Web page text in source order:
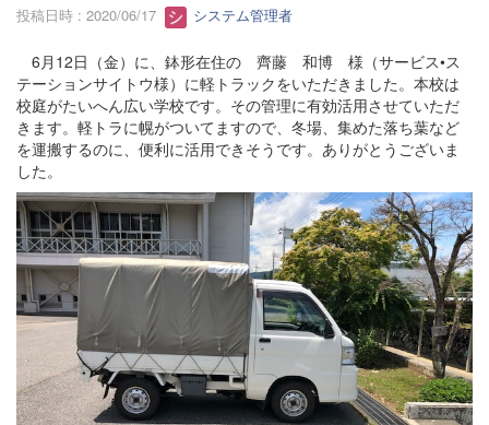
投稿日時 : 2020/06/17 システム管理者
6月12日（金）に、鉢形在住の 齊藤 和博 様（サービス•ス
テーションサイトウ様）に軽トラックをいただきました。本校は
校庭がたいへん広い学校です。その管理に有効活用させていただ
きます。軽トラに幌がついてますので、冬場、集めた落ち葉など
を運搬するのに、便利に活用できそうです。ありがとうございま
した。